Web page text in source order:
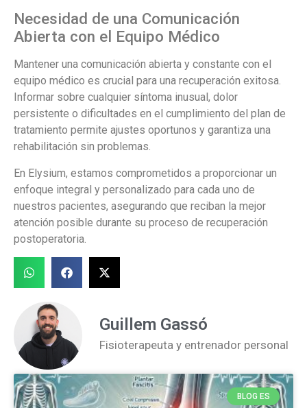
Necesidad de una Comunicación
Abierta con el Equipo Médico
Mantener una comunicación abierta y constante con el
equipo médico es crucial para una recuperación exitosa.
Informar sobre cualquier síntoma inusual, dolor
persistente o dificultades en el cumplimiento del plan de
tratamiento permite ajustes oportunos y garantiza una
rehabilitación sin problemas.
En Elysium, estamos comprometidos a proporcionar un
enfoque integral y personalizado para cada uno de
nuestros pacientes, asegurando que reciban la mejor
atención posible durante su proceso de recuperación
postoperatoria.
Guillem Gassó
Fisioterapeuta y entrenador personal
BLOG ES